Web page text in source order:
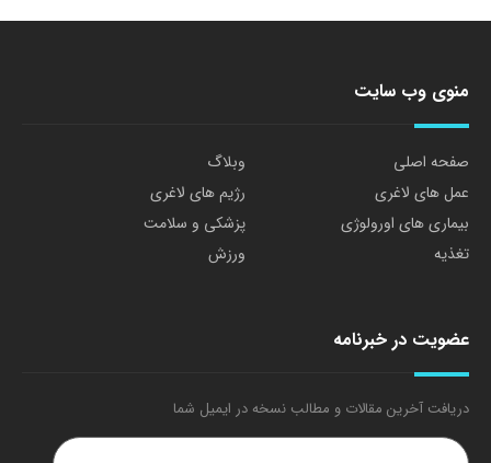
منوی وب سایت
صفحه اصلی
وبلاگ
عمل های لاغری
رژیم های لاغری
بیماری های اورولوژی
پزشکی و سلامت
تغذیه
ورزش
عضویت در خبرنامه
دریافت آخرین مقالات و مطالب نسخه در ایمیل شما